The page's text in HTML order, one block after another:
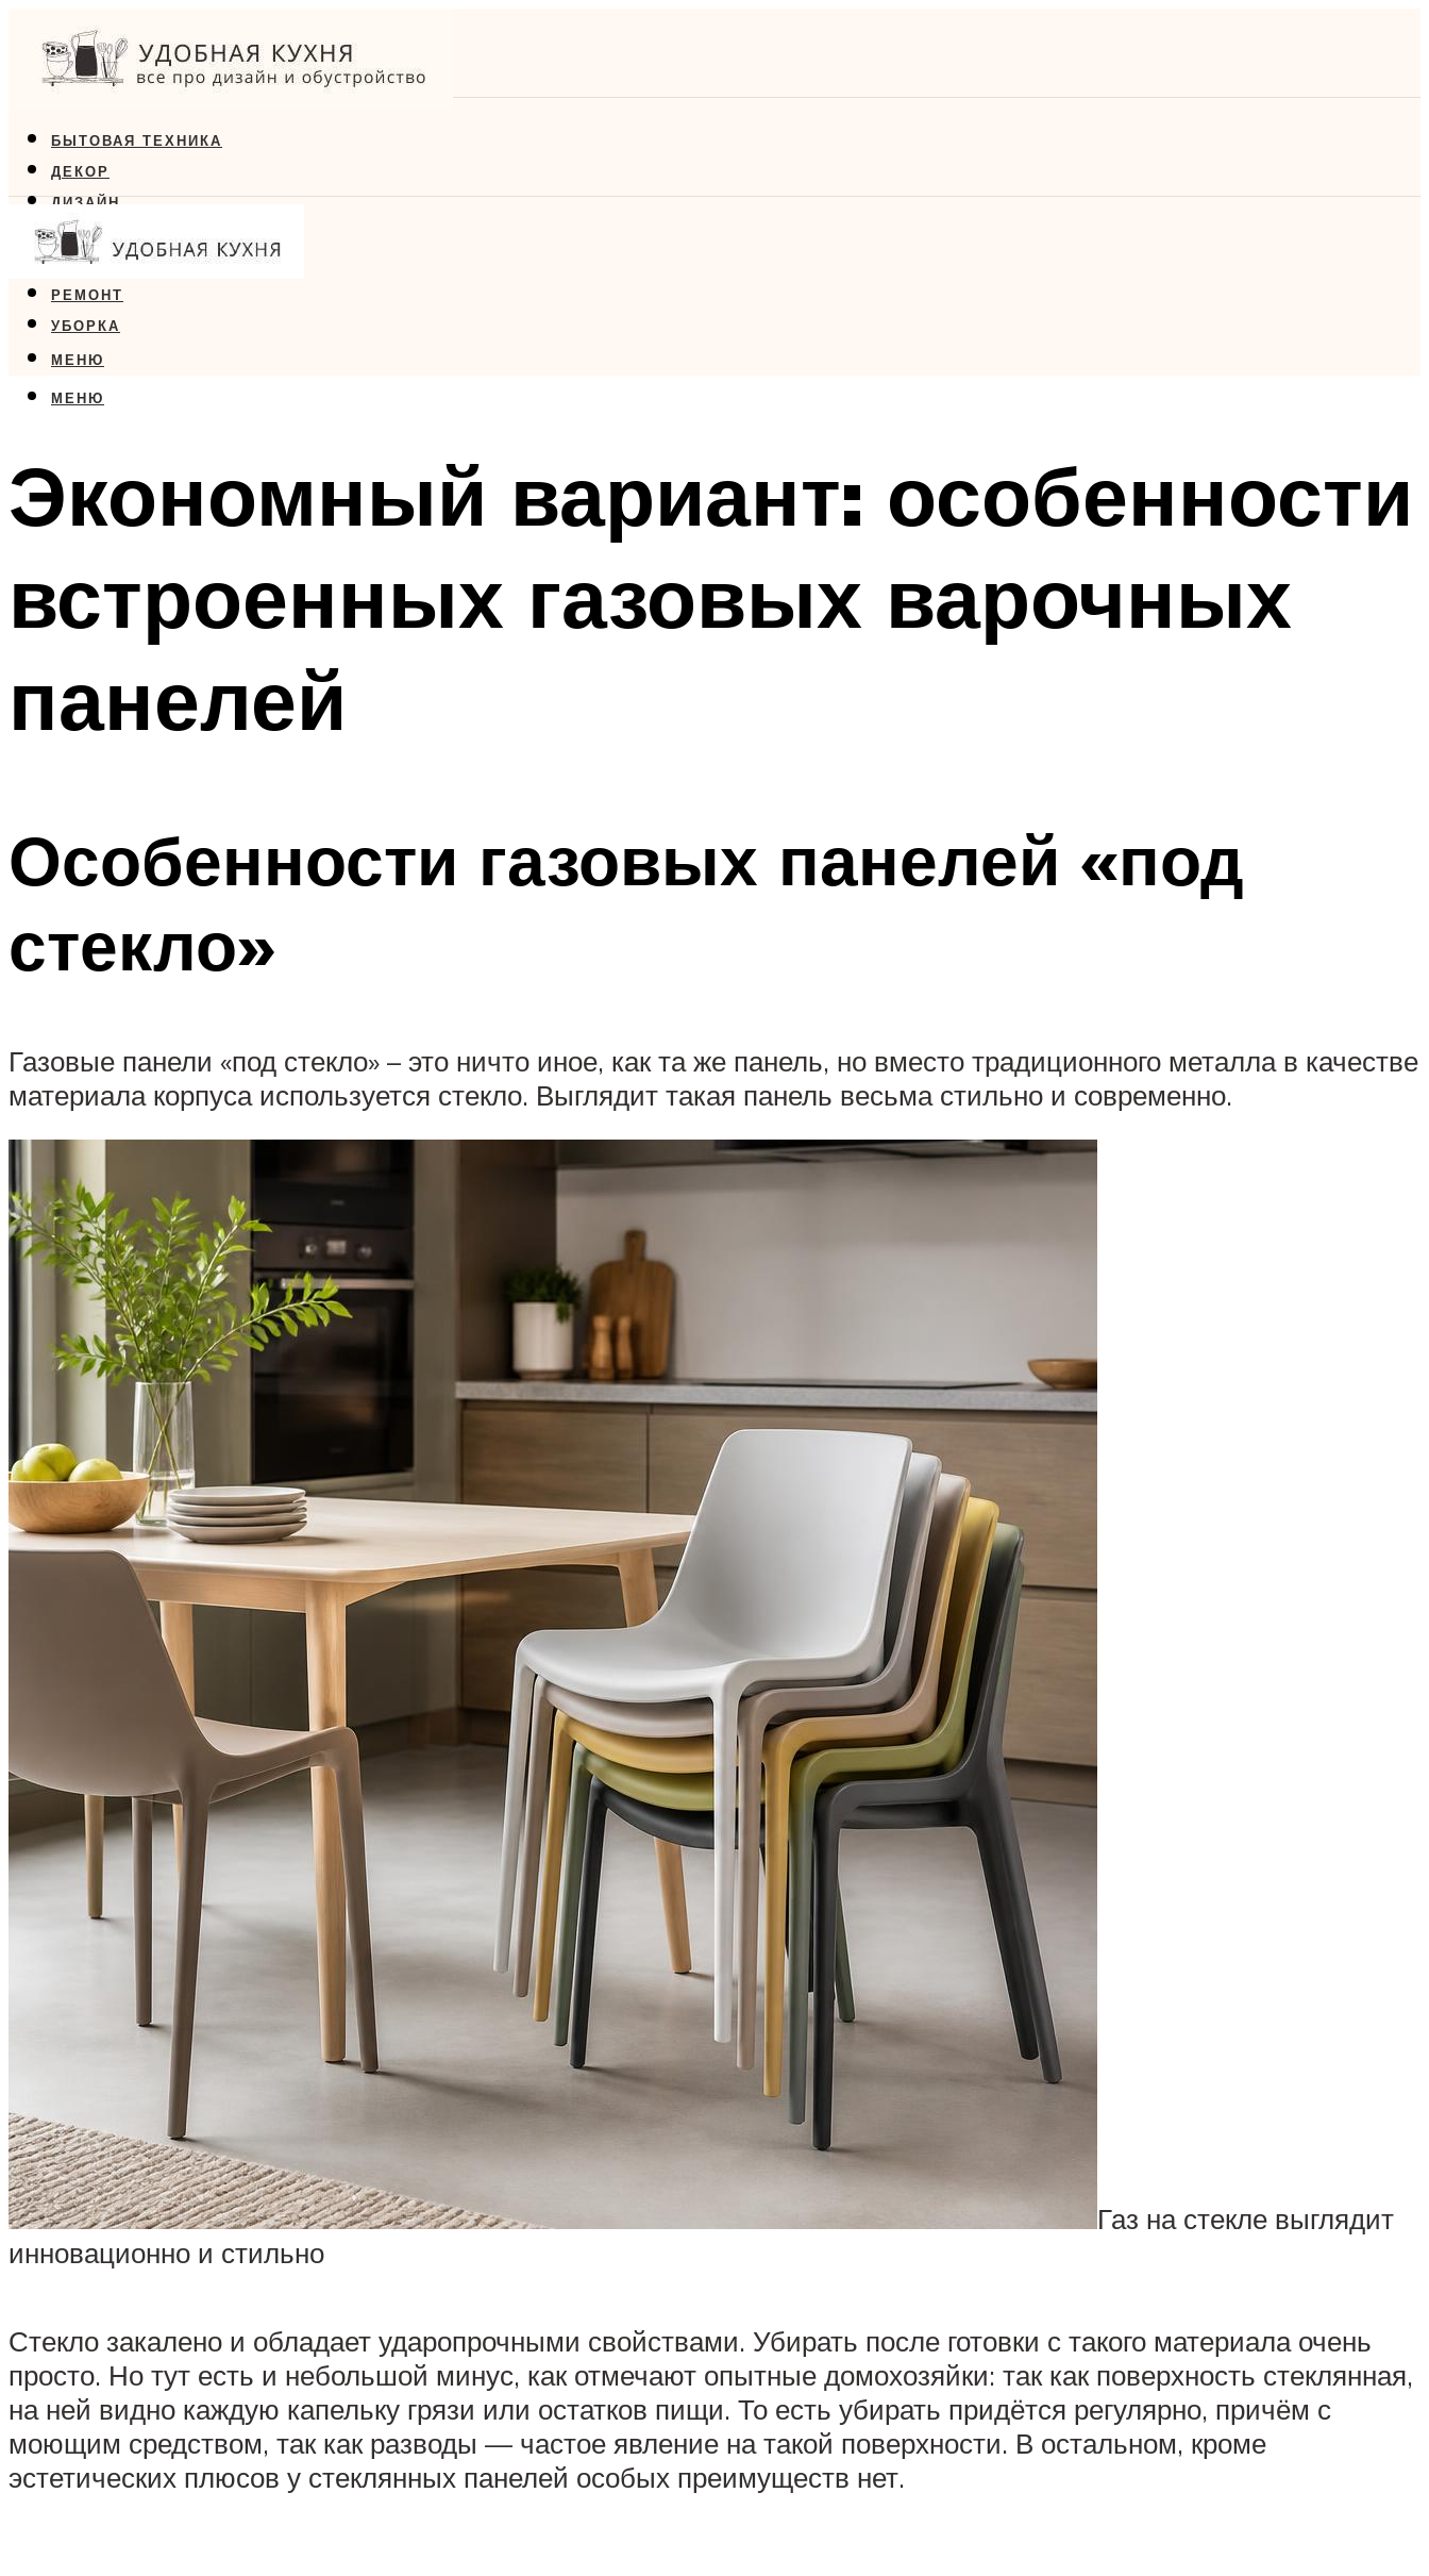
БЫТОВАЯ ТЕХНИКА
ДЕКОР
ДИЗАЙН
ЕДА
МЕБЕЛЬ
РЕМОНТ
УБОРКА
МЕНЮ
МЕНЮ
Экономный вариант: особенности
встроенных газовых варочных
панелей
Особенности газовых панелей «под
стекло»
Газовые панели «под стекло» – это ничто иное, как та же панель, но вместо традиционного металла в качестве
материала корпуса используется стекло. Выглядит такая панель весьма стильно и современно.
Газ на стекле выглядит
инновационно и стильно
Стекло закалено и обладает ударопрочными свойствами. Убирать после готовки с такого материала очень
просто. Но тут есть и небольшой минус, как отмечают опытные домохозяйки: так как поверхность стеклянная,
на ней видно каждую капельку грязи или остатков пищи. То есть убирать придётся регулярно, причём с
моющим средством, так как разводы — частое явление на такой поверхности. В остальном, кроме
эстетических плюсов у стеклянных панелей особых преимуществ нет.